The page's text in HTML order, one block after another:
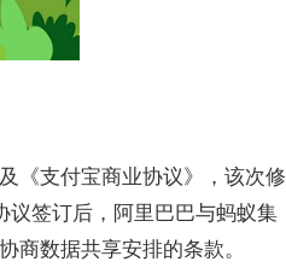
《支付宝商业协议》，该次修
签订后，阿里巴巴与蚂蚁集
数据共享安排的条款。